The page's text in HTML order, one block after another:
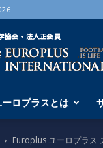
海
外
サ
ー
学
ロプラスとは
Europlus ユーロプラス